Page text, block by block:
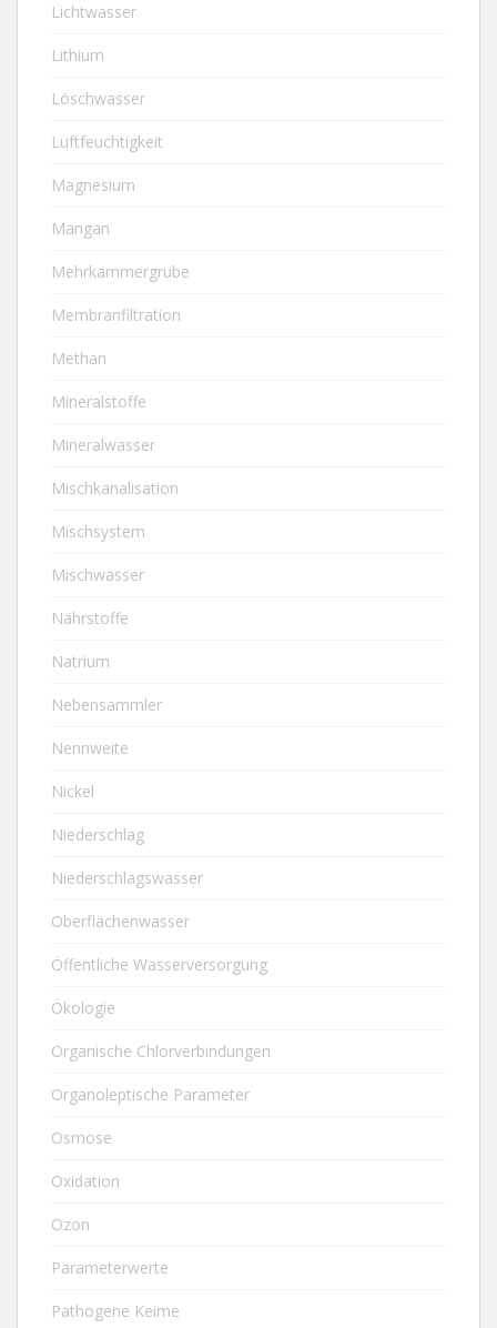
Lichtwasser
Lithium
Löschwasser
Luftfeuchtigkeit
Magnesium
Mangan
Mehrkammergrube
Membranfiltration
Methan
Mineralstoffe
Mineralwasser
Mischkanalisation
Mischsystem
Mischwasser
Nährstoffe
Natrium
Nebensammler
Nennweite
Nickel
Niederschlag
Niederschlagswasser
Oberflächenwasser
Öffentliche Wasserversorgung
Ökologie
Organische Chlorverbindungen
Organoleptische Parameter
Osmose
Oxidation
Ozon
Parameterwerte
Pathogene Keime